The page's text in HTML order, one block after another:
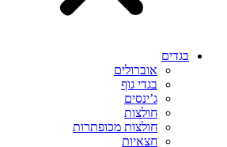
בגדים
אוברולים
בגדי גוף
ג’ינסים
חולצות
חולצות מכופתרות
חצאיות